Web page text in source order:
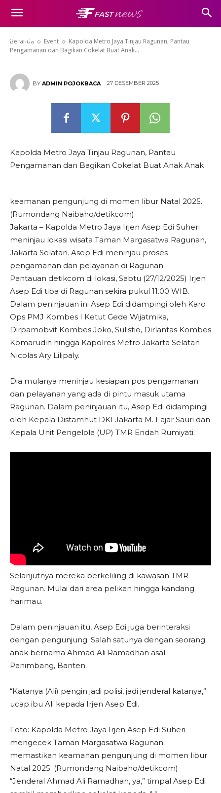
Beranda Event
Kapolda Metro Jaya Tinjau Ragunan, Pantau
Pengamanan dan Bagikan Cokelat Buat Anak...
Ragunan, Pantau Pengamanan
dan Bagikan Cokelat Buat Anak
Anak
BY ADMIN POJOKBACA 27 DESEMBER 2025
Kapolda Metro Jaya Tinjau Ragunan, Pantau
Pengamanan dan Bagikan Cokelat Buat Anak Anak
keamanan pengunjung di momen libur Natal 2025.
(Rumondang Naibaho/detikcom)
Jakarta – Kapolda Metro Jaya Irjen Asep Edi Suheri
meninjau lokasi wisata Taman Margasatwa Ragunan,
Jakarta Selatan. Asep Edi meninjau proses
pengamanan dan pelayanan di Ragunan.
Pantauan detikcom di lokasi, Sabtu (27/12/2025) Irjen
Asep Edi tiba di Ragunan sekira pukul 11.00 WIB.
Dalam peninjauan ini Asep Edi didampingi oleh Karo
Ops PMJ Kombes I Ketut Gede Wijatmika,
Dirpamobvit Kombes Joko, Sulistio, Dirlantas Kombes
Komarudin hingga Kapolres Metro Jakarta Selatan
Nicolas Ary Lilipaly.
Dia mulanya meninjau kesiapan pos pengamanan
dan pelayanan yang ada di pintu masuk utama
Ragunan. Dalam peninjauan itu, Asep Edi didampingi
oleh Kepala Distamhut DKI Jakarta M. Fajar Sauri dan
Kepala Unit Pengelola (UP) TMR Endah Rumiyati.
Selanjutnya mereka berkeliling di kawasan TMR
Ragunan. Mulai dari area pelikan hingga kandang
harimau.
Dalam peninjauan itu, Asep Edi juga berinteraksi
dengan pengunjung. Salah satunya dengan seorang
anak bernama Ahmad Ali Ramadhan asal
Panimbang, Banten.
“Katanya (Ali) pengin jadi polisi, jadi jenderal katanya,”
ucap ibu Ali kepada Irjen Asep Edi.
Foto: Kapolda Metro Jaya Irjen Asep Edi Suheri
mengecek Taman Margasatwa Ragunan
memastikan keamanan pengunjung di momen libur
Natal 2025. (Rumondang Naibaho/detikcom)
“Jenderal Ahmad Ali Ramadhan, ya,” timpal Asep Edi